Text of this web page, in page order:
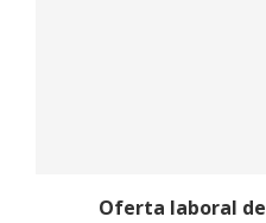
Oferta laboral